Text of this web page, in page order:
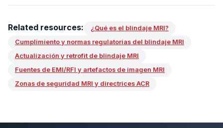
Related resources:
¿Qué es el blindaje MRI?
Cumplimiento y normas regulatorias del blindaje MRI
Actualización y retrofit de blindaje MRI
Fuentes de EMI/RFI y artefactos de imagen MRI
Zonas de seguridad MRI y directrices ACR